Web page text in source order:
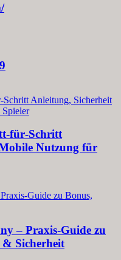
Nutzung für
– Praxis‑Guide zu
Sicherheit